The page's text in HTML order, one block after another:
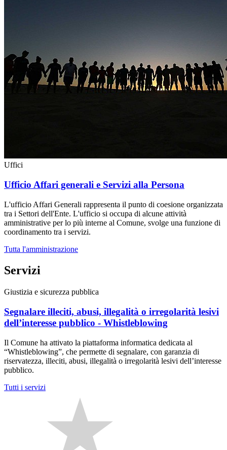
Uffici
Ufficio Affari generali e Servizi alla Persona
L'ufficio Affari Generali rappresenta il punto di coesione organizzata
tra i Settori dell'Ente. L'ufficio si occupa di alcune attività
amministrative per lo più interne al Comune, svolge una funzione di
coordinamento tra i servizi.
Tutta l'amministrazione
Servizi
Giustizia e sicurezza pubblica
Segnalare illeciti, abusi, illegalità o irregolarità lesivi
dell’interesse pubblico - Whistleblowing
Il Comune ha attivato la piattaforma informatica dedicata al
“Whistleblowing”, che permette di segnalare, con garanzia di
riservatezza, illeciti, abusi, illegalità o irregolarità lesivi dell’interesse
pubblico.
Tutti i servizi